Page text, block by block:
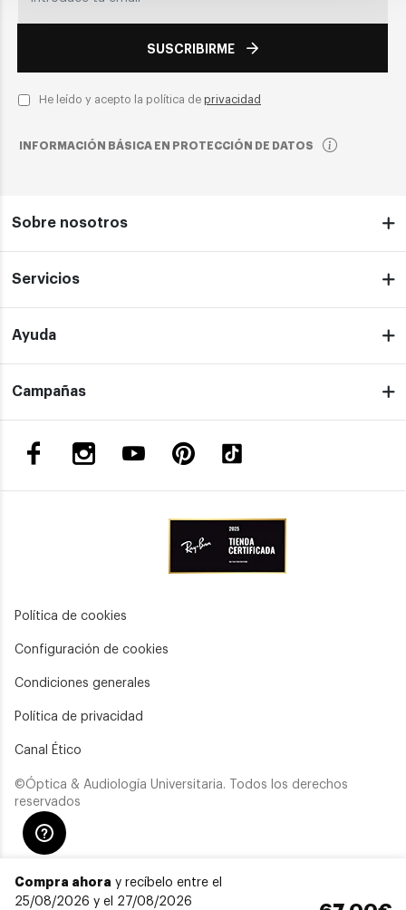
Compra ahora y recíbelo entre el
25/08/2026 y el 27/08/2026
SUSCRIBIRME
He leído y acepto la política de privacidad
INFORMACIÓN BÁSICA EN PROTECCIÓN DE DATOS
Sobre nosotros
Servicios
Ayuda
Campañas
Política de cookies
Configuración de cookies
Condiciones generales
Política de privacidad
Canal Ético
©Óptica & Audiología Universitaria. Todos los derechos
reservados